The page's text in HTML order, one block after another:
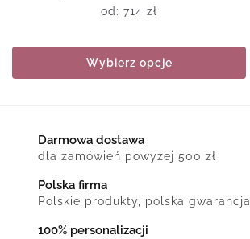
od: 714 zł
Wybierz opcje
Darmowa dostawa
dla zamówień powyżej 500 zł
Polska firma
Polskie produkty, polska gwarancja
100% personalizacji